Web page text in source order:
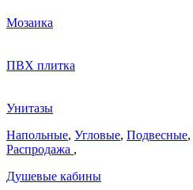
Мозаика
ПВХ плитка
Унитазы
Напольные, Угловые, Подвесные,
Распродажа ,
Душевые кабины